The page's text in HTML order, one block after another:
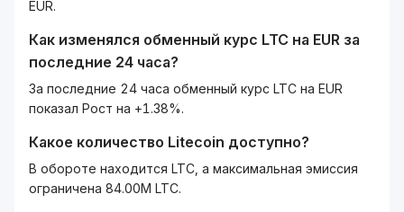
EUR.
Как изменялся обменный курс LTC на EUR за
последние 24 часа?
За последние 24 часа обменный курс LTC на EUR
показал Рост на +1.38%.
Какое количество Litecoin доступно?
В обороте находится LTC, а максимальная эмиссия
ограничена 84.00M LTC.